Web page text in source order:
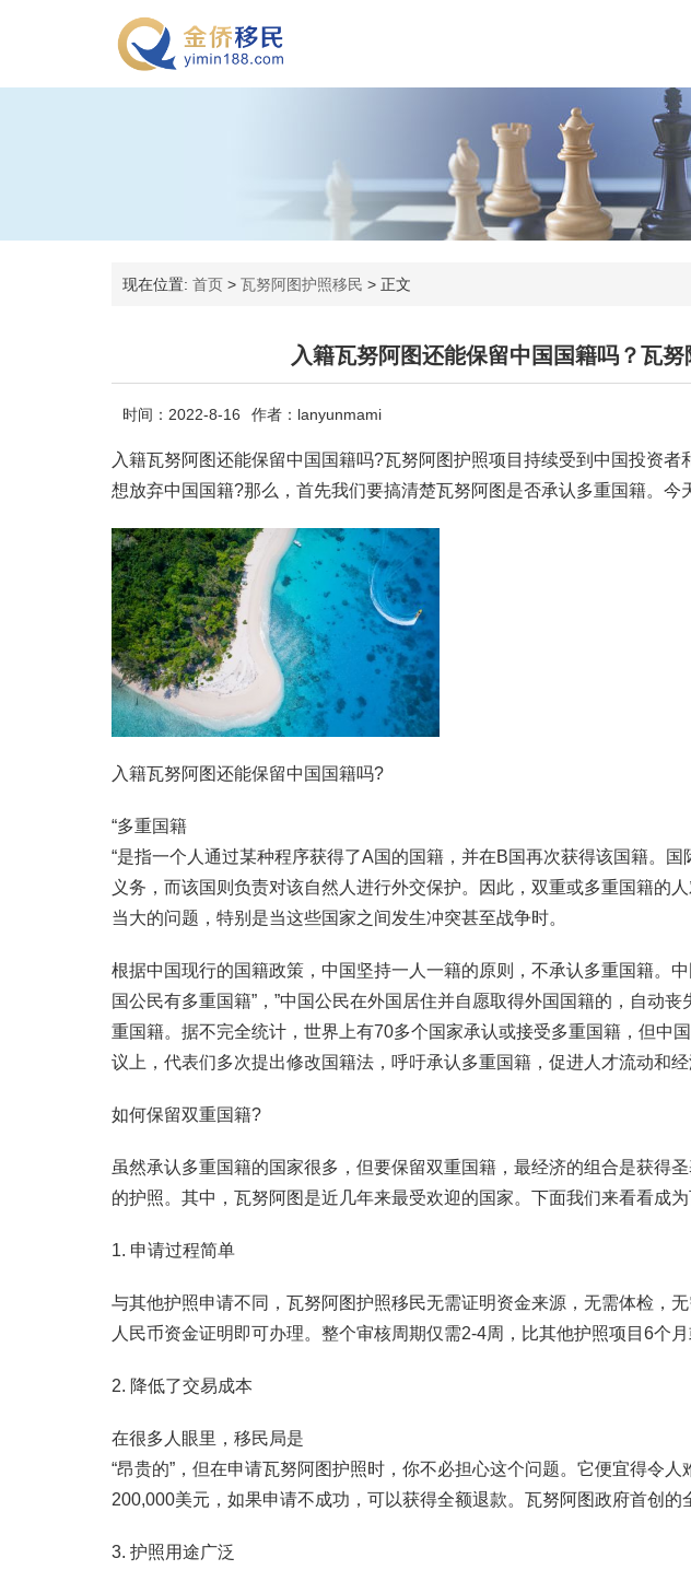
现在位置: 首页 > 瓦努阿图护照移民 > 正文
入籍瓦努阿图还能保留中国国籍吗？瓦
时间：2022-8-16 作者：lanyunmami
入籍瓦努阿图还能保留中国国籍吗?瓦努阿图护照项目持续受到中国投资
想放弃中国国籍?那么，首先我们要搞清楚瓦努阿图是否承认多重国籍。今
入籍瓦努阿图还能保留中国国籍吗?
“多重国籍
“是指一个人通过某种程序获得了A国的国籍，并在B国再次获得该国籍。
义务，而该国则负责对该自然人进行外交保护。因此，双重或多重国籍的
当大的问题，特别是当这些国家之间发生冲突甚至战争时。
根据中国现行的国籍政策，中国坚持一人一籍的原则，不承认多重国籍。
国公民有多重国籍”，”中国公民在外国居住并自愿取得外国国籍的，自动
重国籍。据不完全统计，世界上有70多个国家承认或接受多重国籍，但中
议上，代表们多次提出修改国籍法，呼吁承认多重国籍，促进人才流动和经
如何保留双重国籍?
虽然承认多重国籍的国家很多，但要保留双重国籍，最经济的组合是获得
的护照。其中，瓦努阿图是近几年来最受欢迎的国家。下面我们来看看成为
1. 申请过程简单
与其他护照申请不同，瓦努阿图护照移民无需证明资金来源，无需体检，
人民币资金证明即可办理。整个审核周期仅需2-4周，比其他护照项目6个
2. 降低了交易成本
在很多人眼里，移民局是
“昂贵的”，但在申请瓦努阿图护照时，你不必担心这个问题。它便宜得令
200,000美元，如果申请不成功，可以获得全额退款。瓦努阿图政府首创的
3. 护照用途广泛